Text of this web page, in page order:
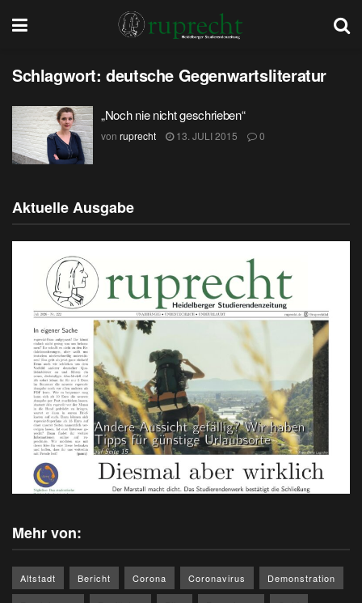
Schlagwort:deutsche Gegenwartsliteratur
„Noch nie nicht geschrieben“
von ruprecht 13. JULI 2015 0
Aktuelle Ausgabe
Mehr von:
Altstadt Bericht Corona Coronavirus Demonstration